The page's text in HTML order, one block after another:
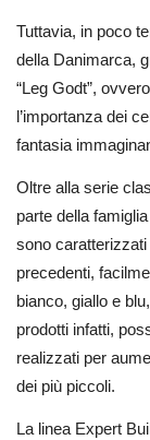
Tuttavia, in poco
della Danimarca,
“Leg Godt”,
l’importanza dei
fantasia
Oltre alla serie
parte della
sono
precedenti,
bianco, giallo e
prodotti infatti,
realizzati per
dei più piccoli.
La linea Expert